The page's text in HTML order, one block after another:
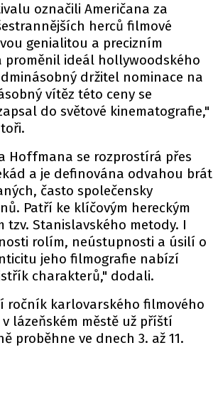
označili Američana za
herců filmové
genialitou a precizním
proměnil ideál hollywoodského
držitel nominace na
vítěz této ceny se
do světové kinematografie,"
Hoffmana se rozprostírá přes
a je definována odvahou brát
často společensky
Patří ke klíčovým hereckým
tzv. Stanislavského metody. I
rolím, neústupnosti a úsilí o
jeho filmografie nabízí
charakterů," dodali.
ročník karlovarského filmového
lázeňském městě už příští
proběhne ve dnech 3. až 11.